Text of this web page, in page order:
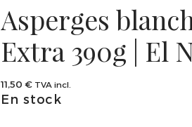
Asperges
Extra 390g | El
11,50 € TVA incl.
En stock